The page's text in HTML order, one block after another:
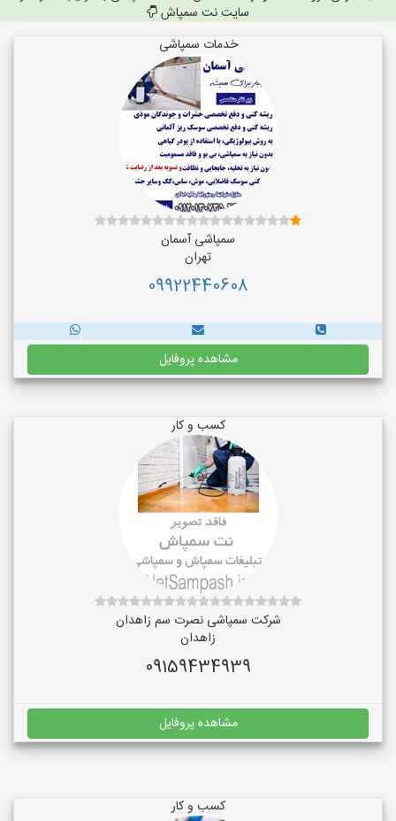
سایت نت سمپاش
خدمات سمپاشی
سمپاشی آسمان
تهران
09922440608
مشاهده پروفایل
کسب و کار
شرکت سمپاشی نصرت سم زاهدان
زاهدان
09159434939
مشاهده پروفایل
کسب و کار